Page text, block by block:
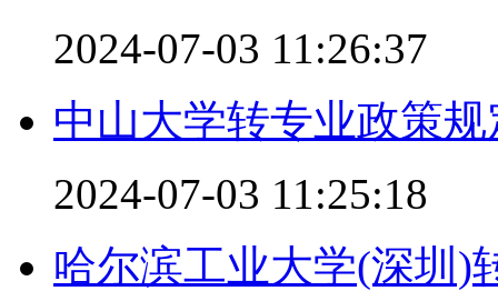
2024-07-03 11:26:37
中山大学转专业政策
2024-07-03 11:25:18
哈尔滨工业大学(深圳)